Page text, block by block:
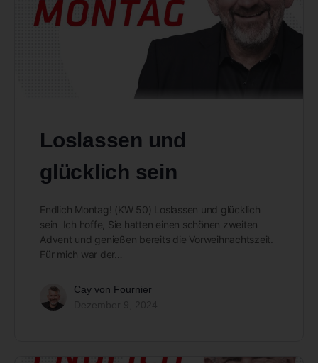
Loslassen und
glücklich sein
Endlich Montag! (KW 50) Loslassen und glücklich
sein Ich hoffe, Sie hatten einen schönen zweiten
Advent und genießen bereits die Vorweihnachtszeit.
Für mich war der…
Cay von Fournier